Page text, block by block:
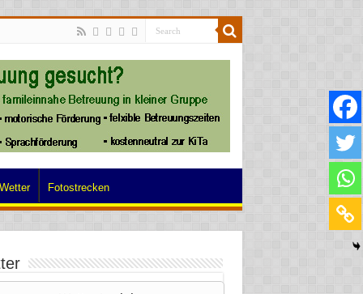
Fotostrecken